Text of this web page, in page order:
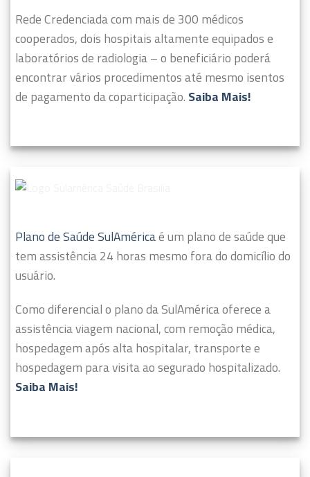
Rede Credenciada com mais de 300 médicos
cooperados, dois hospitais altamente equipados e
laboratórios de radiologia – o beneficiário poderá
encontrar vários procedimentos até mesmo isentos
de pagamento da coparticipação. Saiba Mais!
Plano de Saúde SulAméricaé um plano de saúde que
tem assistência 24 horas mesmo fora do domicílio do
usuário.
Como diferencial o plano da SulAmérica oferece a
assistência viagem nacional, com remoção médica,
hospedagem após alta hospitalar, transporte e
hospedagem para visita ao segurado hospitalizado.
Saiba Mais!